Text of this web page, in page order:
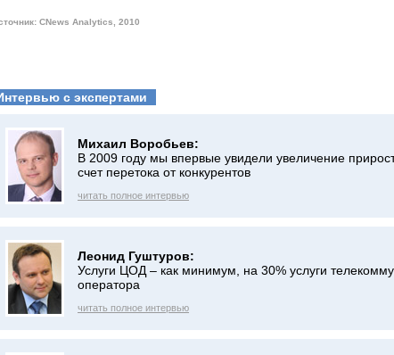
CNews Analytics, 2010
с экспертами
Михаил Воробьев:
В 2009 году мы впервые увидели увеличение
счет перетока от конкурентов
читать полное интервью
Леонид Гуштуров:
Услуги ЦОД – как минимум, на 30% услуги
оператора
читать полное интервью